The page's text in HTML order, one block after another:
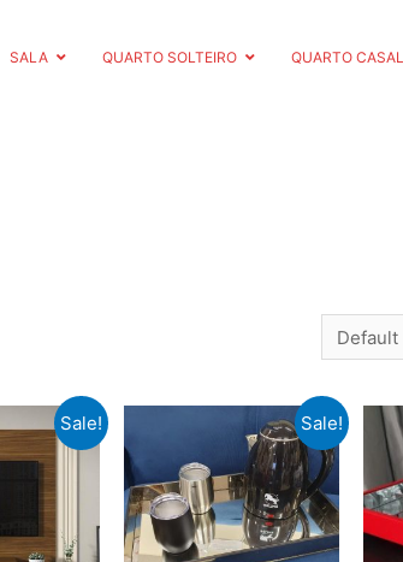
SALA QUARTO SOLTEIRO QUARTO CASAL
Sale! Sale!